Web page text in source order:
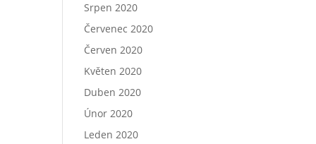
Srpen 2020
Červenec 2020
Červen 2020
Květen 2020
Duben 2020
Únor 2020
Leden 2020